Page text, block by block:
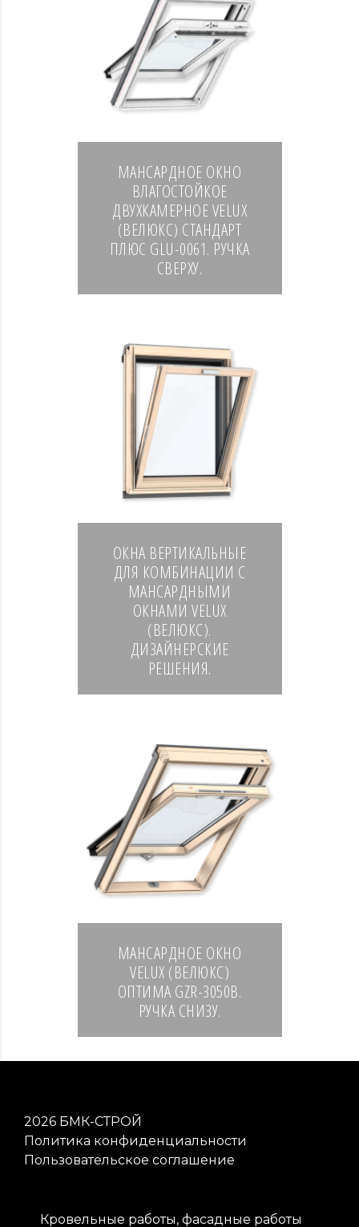
МАНСАРДНОЕ ОКНО
ВЛАГОСТОЙКОЕ
ДВУХКАМЕРНОЕ VELUX
(ВЕЛЮКС) СТАНДАРТ
ПЛЮС GLU-0061. РУЧКА
СВЕРХУ.
ОКНА ВЕРТИКАЛЬНЫЕ
ДЛЯ КОМБИНАЦИИ С
МАНСАРДНЫМИ
ОКНАМИ VELUX
(ВЕЛЮКС).
ДИЗАЙНЕРСКИЕ
РЕШЕНИЯ.
МАНСАРДНОЕ ОКНО
VELUX (ВЕЛЮКС)
ОПТИМА GZR-3050B.
РУЧКА СНИЗУ.
2026 БМК-СТРОЙ
Политика конфиденциальности
Пользовательское соглашение
Кровельные работы, фасадные работы